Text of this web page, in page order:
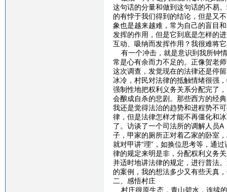
这句话的分量和做到这句话的不易
的有悖于我们得到的结论，但是又
象也是越来越难，常为自己的盲目
发挥的作用，但是它到底是怎样的
互动、吸纳而发挥作用？我很难将
有一个冲击，就是意识到我所钟
常是心有余而力不足的。正像贺老
这次调查，发觉现在的法律还是停
冰冷，村民对法律的抵触情绪很强
强制性地把权利义务关系分配完了
会酿成自杀的悲剧。那些西方的经
我还是觉得法治的趋势和进程势不
律，但是法律怎样才能不再僵化和
了。访谈了一个司法所的调解人员
子，甲家的厕所正对着乙家的卧室
就对甲讲“理”，如换位思考等，通
律的规定来明是非，分配权利义务
并适时地讲法律的规定，进行普法
的案例，我的想法多少又有些天真
二、感悟村庄
村庄很原生态，青山碧水，连续